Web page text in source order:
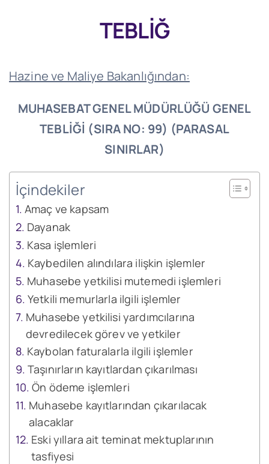
TEBLİĞ
Hazine ve Maliye Bakanlığından:
MUHASEBAT GENEL MÜDÜRLÜĞÜ GENEL
TEBLİĞİ (SIRA NO: 99) (PARASAL
SINIRLAR)
İçindekiler
Amaç ve kapsam
Dayanak
Kasa işlemleri
Kaybedilen alındılara ilişkin işlemler
Muhasebe yetkilisi mutemedi işlemleri
Yetkili memurlarla ilgili işlemler
Muhasebe yetkilisi yardımcılarına
devredilecek görev ve yetkiler
Kaybolan faturalarla ilgili işlemler
Taşınırların kayıtlardan çıkarılması
Ön ödeme işlemleri
Muhasebe kayıtlarından çıkarılacak
alacaklar
Eski yıllara ait teminat mektuplarının
tasfiyesi